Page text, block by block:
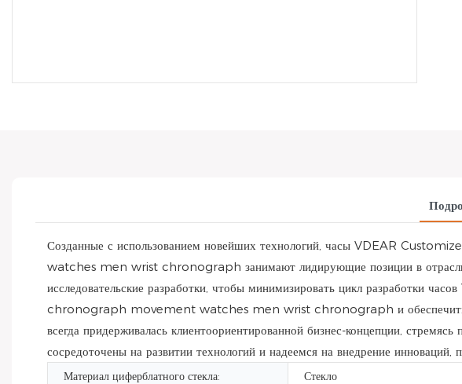
Созданные с использованием новейших технологий, часы VDEAR
watches men wrist chronograph занимают лидирующие позиции в отрасли.
исследовательские разработки, чтобы минимизировать цикл
chronograph movement watches men wrist chronograph и обеспечить
всегда придерживалась клиентоориентированной бизнес-концепции,
сосредоточены на развитии технологий и надеемся на внедрение
Материал циферблатного стекла: Стекло